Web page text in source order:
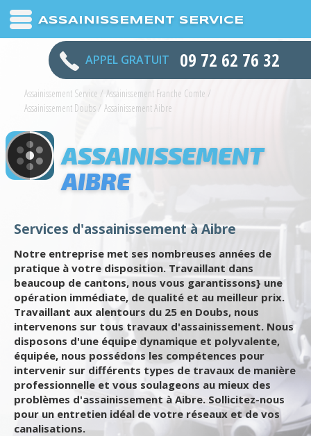
ASSAINISSEMENT SERVICE
APPEL GRATUIT 09 72 62 76 32
Assainissement Service / Assainissement Franche Comte /
Assainissement Doubs / Assainissement Aibre
ASSAINISSEMENT
AIBRE
Services d'assainissement à Aibre
Notre entreprise met ses nombreuses années de
pratique à votre disposition. Travaillant dans
beaucoup de cantons, nous vous garantissons} une
opération immédiate, de qualité et au meilleur prix.
Travaillant aux alentours du 25 en Doubs, nous
intervenons sur tous travaux d'assainissement. Nous
disposons d'une équipe dynamique et polyvalente,
équipée, nous possédons les compétences pour
intervenir sur différents types de travaux de manière
professionnelle et vous soulageons au mieux des
problèmes d'assainissement à Aibre. Sollicitez-nous
pour un entretien idéal de votre réseaux et de vos
canalisations.